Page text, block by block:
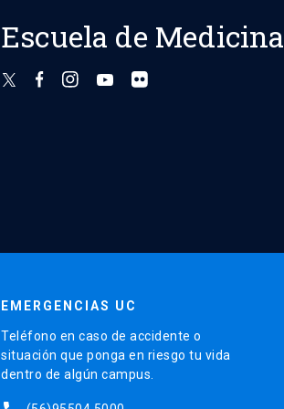
Escuela de Medicina
EMERGENCIAS UC
Teléfono en caso de accidente o
situación que ponga en riesgo tu vida
dentro de algún campus.